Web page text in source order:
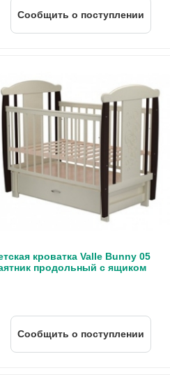
Cообщить о поступлении
кроватка Valle Bunny 05
продольный с ящиком
Cообщить о поступлении